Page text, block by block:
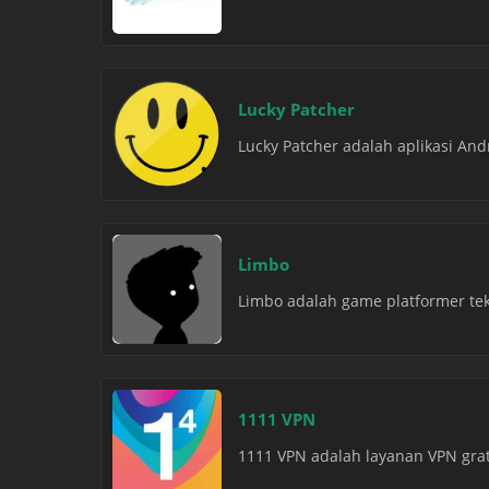
Lucky Patcher
Lucky Patcher adalah aplikasi
Limbo
Limbo adalah game platformer
1111 VPN
1111 VPN adalah layanan VPN